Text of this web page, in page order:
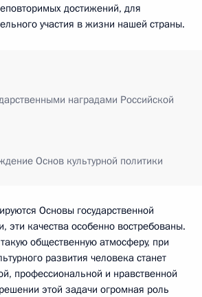
достижений, для
участия в жизни нашей страны.
наградами Российской
Основ культурной политики
Основы государственной
эти качества особенно востребованы.
общественную атмосферу, при
развития человека станет
профессиональной и нравственной
этой задачи огромная роль